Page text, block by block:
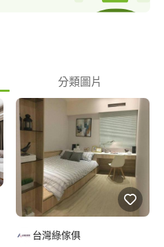
空調、燈具配置) 2.立面圖
分類圖片
台灣綠傢俱